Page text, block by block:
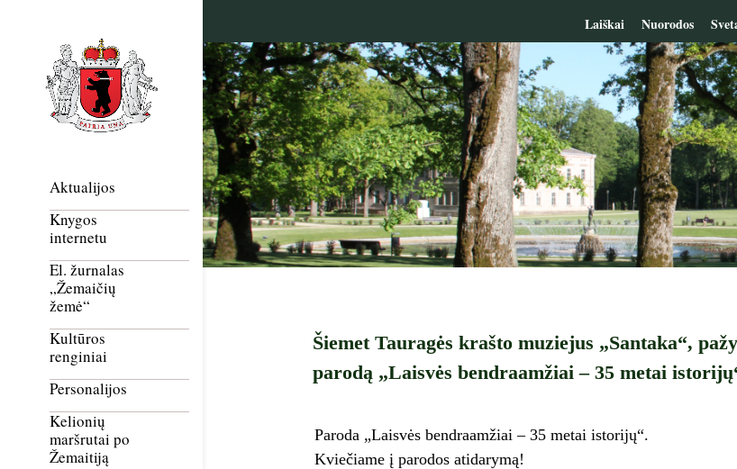
Laiškai Nuorodos
Aktualijos
Knygos
internetu
El. žurnalas
„Žemaičių
žemė“
Kultūros
renginiai
Personalijos
Kelionių
maršrutai po
Žemaitiją
Šiemet Tauragės krašto muziejus „Santaka“,
parodą „Laisvės bendraamžiai – 35 metai
Paroda „Laisvės bendraamžiai – 35 metai istorijų“.
Kviečiame į parodos atidarymą!